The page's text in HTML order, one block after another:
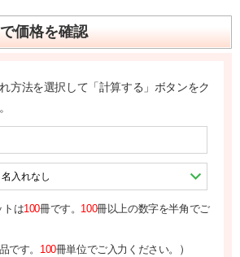
価格を確認
方法を選択して「計算する」ボタンをク
トは100冊です。 100冊以上の数字を半角でご
です。 100冊単位でご入力ください。 ）